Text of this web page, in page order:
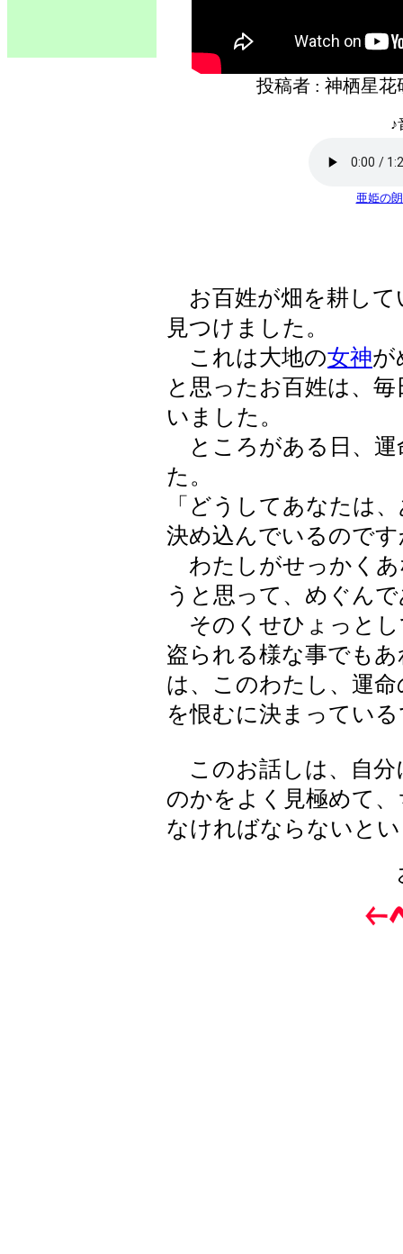
投稿者 : 神栖星
♪
亜姫の
お百姓が畑を耕して
見つけました。
これは大地の女神が
と思ったお百姓は、
いました。
ところがある日、運
た。
「どうしてあなたは
決め込んでいるので
わたしがせっかくあ
うと思って、めぐん
そのくせひょっとし
盗られる様な事でも
は、このわたし、運
を恨むに決まってい
このお話しは、自分
のかをよく見極めて
なければならないと